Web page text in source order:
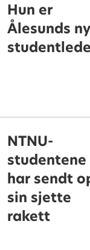
Hun er
Ålesunds
NTNU-
studentene
har sendt
sin sjette
rakett